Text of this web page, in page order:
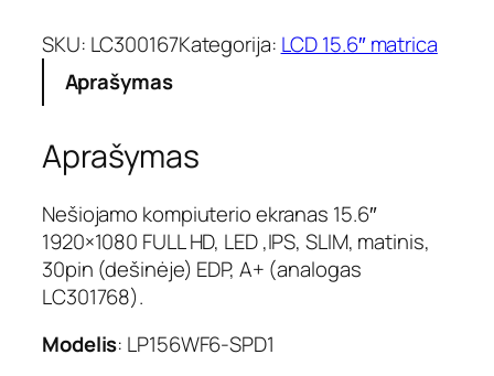
u
k
o
i
k
i
s
:
E
r
SKU: LC300167Kategorija: LCD 15.6″ matrica
Aprašymas
Aprašymas
Nešiojamo kompiuterio ekranas 15.6″
1920×1080 FULL HD, LED ,IPS, SLIM, matinis,
30pin (dešinėje) EDP, A+ (analogas
LC301768).
Modelis: LP156WF6-SPD1